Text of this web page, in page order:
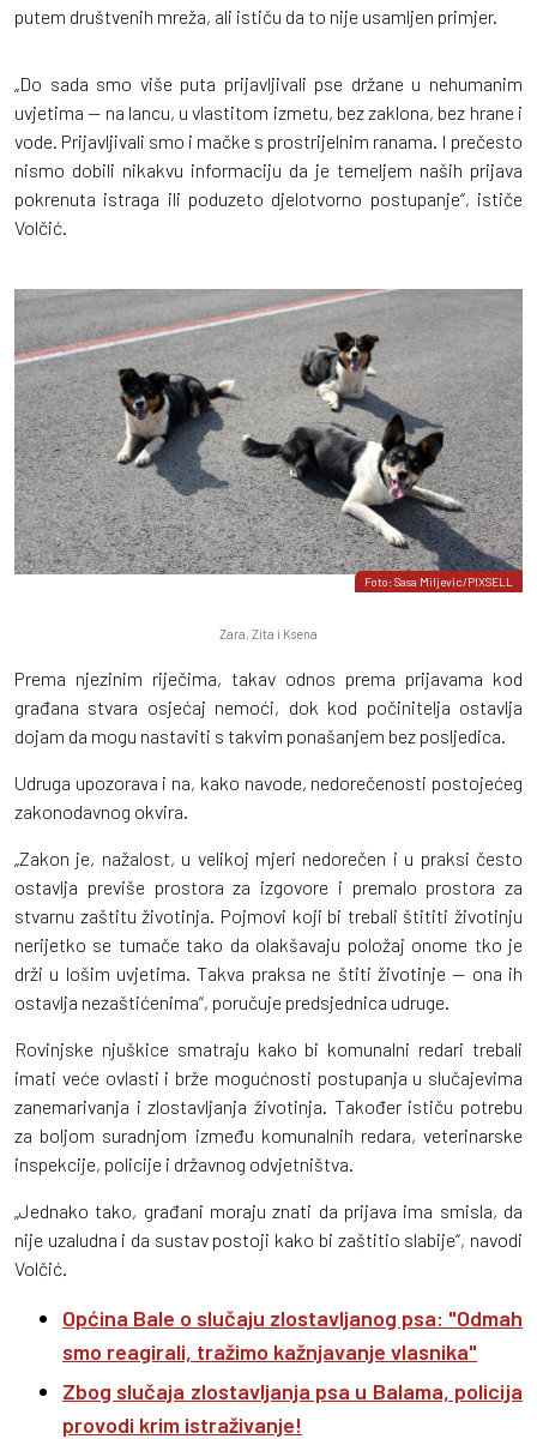
putem društvenih mreža, ali ističu da to nije usamljen primjer.
„Do sada smo više puta prijavljivali pse držane u nehumanim
uvjetima — na lancu, u vlastitom izmetu, bez zaklona, bez hrane i
vode. Prijavljivali smo i mačke s prostrijelnim ranama. I prečesto
nismo dobili nikakvu informaciju da je temeljem naših prijava
pokrenuta istraga ili poduzeto djelotvorno postupanje“, ističe
Volčić.
Foto: Sasa Miljevic/PIXSELL
Zara, Zita i Ksena
Prema njezinim riječima, takav odnos prema prijavama kod
građana stvara osjećaj nemoći, dok kod počinitelja ostavlja
dojam da mogu nastaviti s takvim ponašanjem bez posljedica.
Udruga upozorava i na, kako navode, nedorečenosti postojećeg
zakonodavnog okvira.
„Zakon je, nažalost, u velikoj mjeri nedorečen i u praksi često
ostavlja previše prostora za izgovore i premalo prostora za
stvarnu zaštitu životinja. Pojmovi koji bi trebali štititi životinju
nerijetko se tumače tako da olakšavaju položaj onome tko je
drži u lošim uvjetima. Takva praksa ne štiti životinje — ona ih
ostavlja nezaštićenima“, poručuje predsjednica udruge.
Rovinjske njuškice smatraju kako bi komunalni redari trebali
imati veće ovlasti i brže mogućnosti postupanja u slučajevima
zanemarivanja i zlostavljanja životinja. Također ističu potrebu
za boljom suradnjom između komunalnih redara, veterinarske
inspekcije, policije i državnog odvjetništva.
„Jednako tako, građani moraju znati da prijava ima smisla, da
nije uzaludna i da sustav postoji kako bi zaštitio slabije“, navodi
Volčić.
Općina Bale o slučaju zlostavljanog psa: "Odmah
smo reagirali, tražimo kažnjavanje vlasnika"
Zbog slučaja zlostavljanja psa u Balama, policija
provodi krim istraživanje!